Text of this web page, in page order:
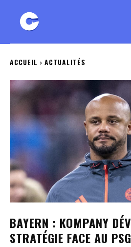
ACCUEIL ACTUALITÉS
BAYERN : KOMPANY
STRATÉGIE FACE AU PSG